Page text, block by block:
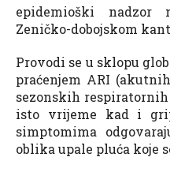
epidemioški
Zeničko-dobojskom
Provodi se u sklopu
praćenjem ARI
sezonskih
isto vrijeme kad i
simptomima
oblika upale pluća koje